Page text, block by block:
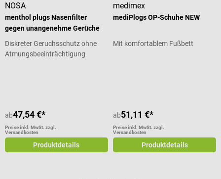
NOSA
menthol plugs Nasenfilter
gegen unangenehme Gerüche
Diskreter Geruchsschutz ohne
Atmungsbeeinträchtigung
ab47,54 €*
Preise inkl. MwSt. zzgl.
Versandkosten
Produktdetails
medimex
mediPlogs OP-Schuhe NEW
Mit komfortablem Fußbett
ab51,11 €*
Preise inkl. MwSt. zzgl.
Versandkosten
Produktdetails